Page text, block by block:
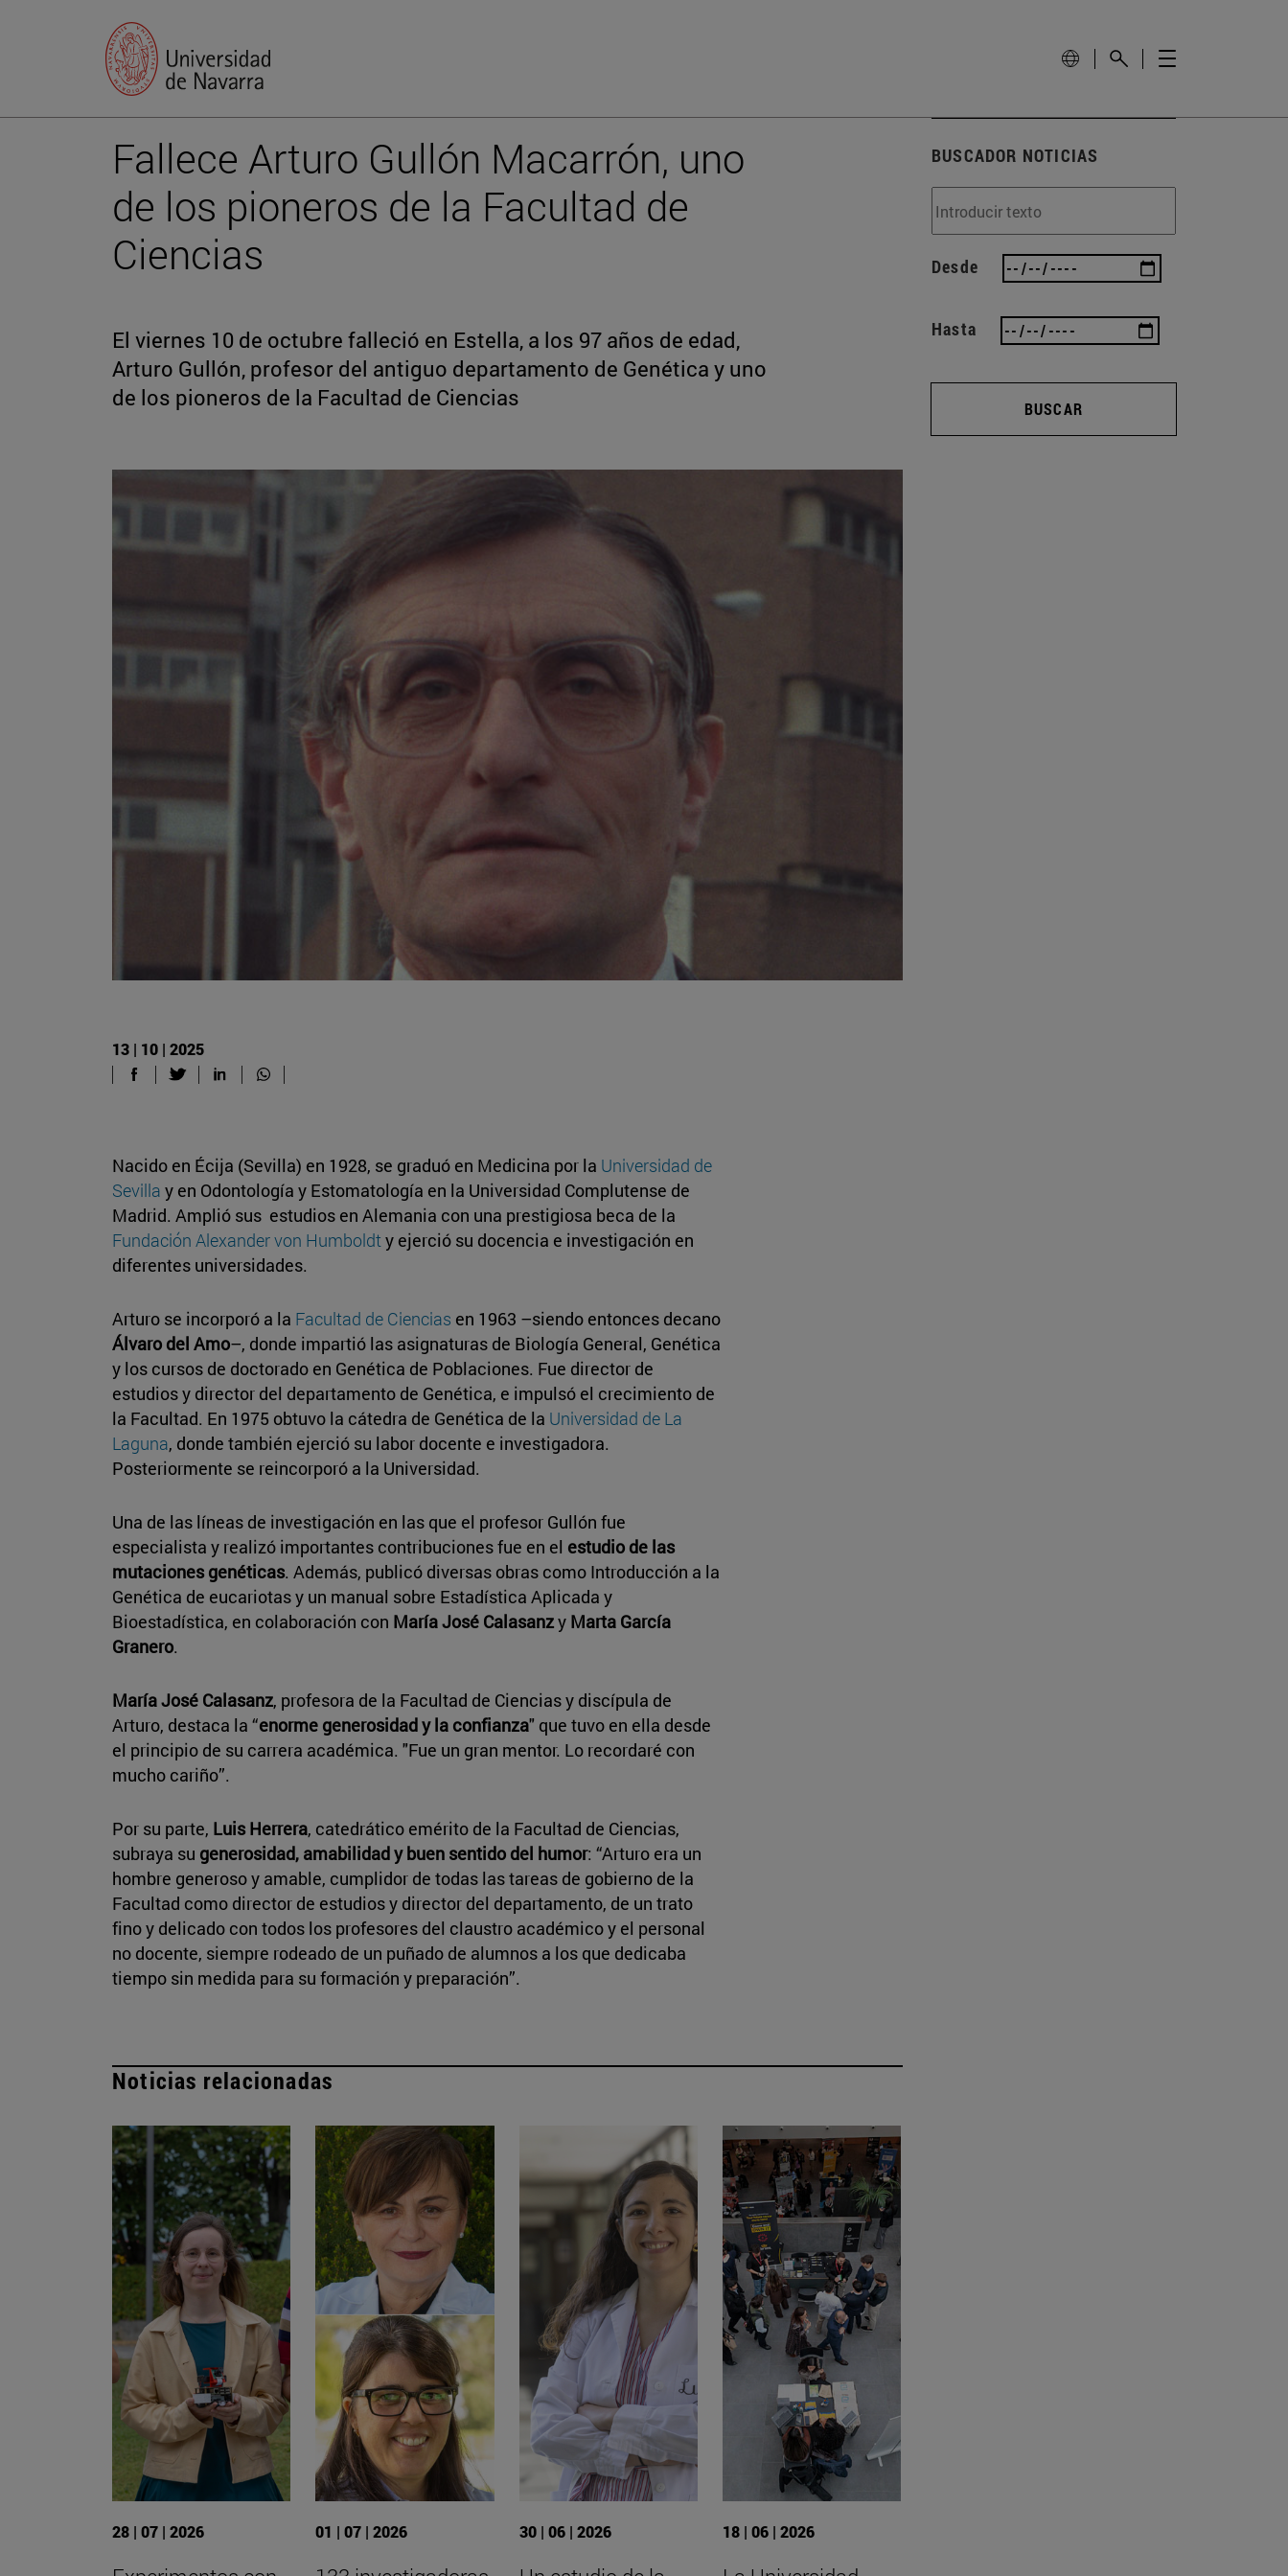
Fallece Arturo Gullón Macarrón, uno
de los pioneros de la Facultad de
Ciencias
El viernes 10 de octubre falleció en Estella, a los 97 años de edad,
Arturo Gullón, profesor del antiguo departamento de Genética y uno
de los pioneros de la Facultad de Ciencias
13 | 10 | 2025
Nacido en Écija (Sevilla) en 1928, se graduó en Medicina por la Universidad de
Sevilla y en Odontología y Estomatología en la Universidad Complutense de
Madrid. Amplió sus estudios en Alemania con una prestigiosa beca de la
Fundación Alexander von Humboldty ejerció su docencia e investigación en
diferentes universidades.
Arturo se incorporó a la Facultad de Ciencias en 1963 –siendo entonces decano
Álvaro del Amo–, donde impartió las asignaturas de Biología General, Genética
y los cursos de doctorado en Genética de Poblaciones. Fue director de
estudios y director del departamento de Genética, e impulsó el crecimiento de
la Facultad. En 1975 obtuvo la cátedra de Genética de la Universidad de La
Laguna, donde también ejerció su labor docente e investigadora.
Posteriormente se reincorporó a la Universidad.
Una de las líneas de investigación en las que el profesor Gullón fue
especialista y realizó importantes contribuciones fue en el estudio de las
mutaciones genéticas. Además, publicó diversas obras como Introducción a la
Genética de eucariotas y un manual sobre Estadística Aplicada y
Bioestadística, en colaboración con María José Calasanzy Marta García
Granero.
María José Calasanz, profesora de la Facultad de Ciencias y discípula de
Arturo, destaca la “enorme generosidad y la confianza" que tuvo en ella desde
el principio de su carrera académica. "Fue un gran mentor. Lo recordaré con
mucho cariño”.
Por su parte, Luis Herrera, catedrático emérito de la Facultad de Ciencias,
subraya su generosidad, amabilidad y buen sentido del humor: “Arturo era un
hombre generoso y amable, cumplidor de todas las tareas de gobierno de la
Facultad como director de estudios y director del departamento, de un trato
fino y delicado con todos los profesores del claustro académico y el personal
no docente, siempre rodeado de un puñado de alumnos a los que dedicaba
tiempo sin medida para su formación y preparación”.
Noticias relacionadas
28 | 07 | 2026 01 | 07 | 2026 30 | 06 | 2026 18 | 06 | 2026
BUSCADOR NOTICIAS
Desde
Hasta
BUSCAR